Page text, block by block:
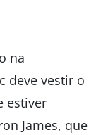
na
deve vestir o
estiver
James, que